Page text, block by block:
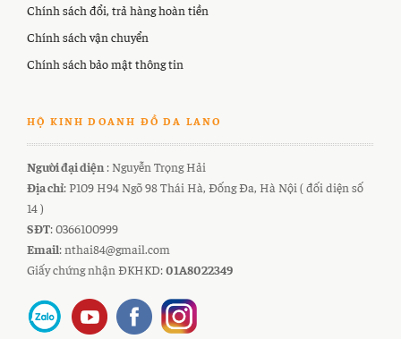
Chính sách đổi, trả hàng hoàn tiền
Chính sách vận chuyển
Chính sách bảo mật thông tin
HỘ KINH DOANH ĐỒ DA LANO
Người đại diện : Nguyễn Trọng Hải
Địa chỉ: P109 H94 Ngõ 98 Thái Hà, Đống Đa, Hà Nội ( đối diện số
14 )
SĐT: 0366100999
Email: nthai84@gmail.com
Giấy chứng nhận ĐKHKD:01A8022349